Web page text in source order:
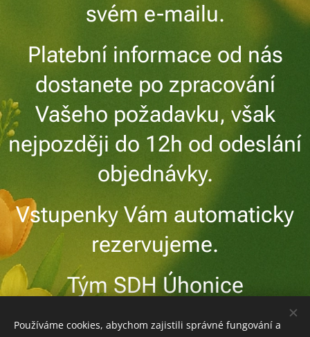
svém e-mailu.
Platební informace od nás
dostanete po zpracování
Vašeho požadavku, však
nejpozději do 12h od odeslání
objednávky.
Vstupenky Vám automaticky
rezervujeme.
Tým SDH Úhonice
Používáme cookies, abychom zajistili správné fungování a